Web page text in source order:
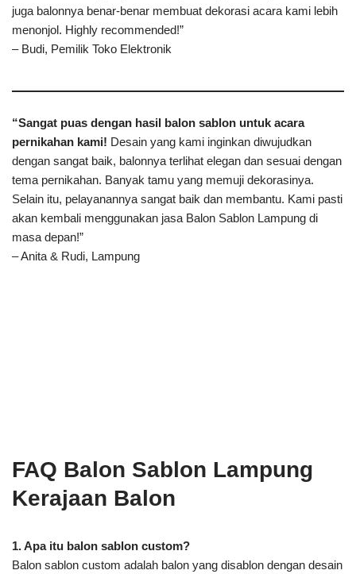
juga balonnya benar-benar membuat dekorasi acara kami lebih
menonjol. Highly recommended!”
– Budi, Pemilik Toko Elektronik
“Sangat puas dengan hasil balon sablon untuk acara
pernikahan kami! Desain yang kami inginkan diwujudkan
dengan sangat baik, balonnya terlihat elegan dan sesuai dengan
tema pernikahan. Banyak tamu yang memuji dekorasinya.
Selain itu, pelayanannya sangat baik dan membantu. Kami pasti
akan kembali menggunakan jasa Balon Sablon Lampung di
masa depan!”
– Anita & Rudi, Lampung
FAQ Balon Sablon Lampung
Kerajaan Balon
1.Apa itu balon sablon custom?
Balon sablon custom adalah balon yang disablon dengan desain